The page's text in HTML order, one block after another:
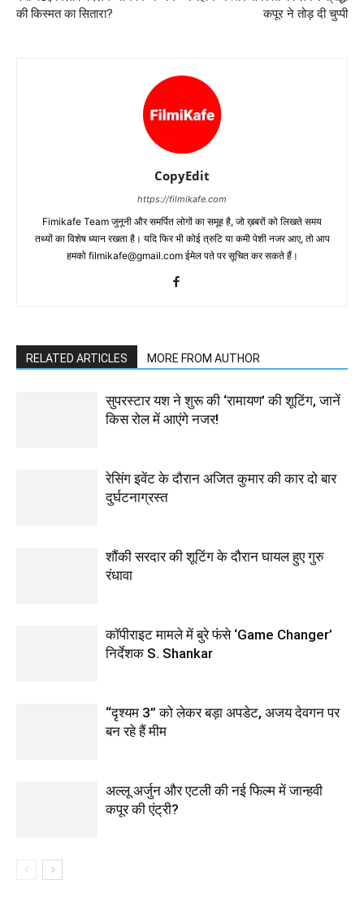
की किस्‍मत का सितारा?
कपूर ने तोड़ दी चुप्‍पी
CopyEdit
https://filmikafe.com
Fimikafe Team जुनूनी और समर्पित लोगों का समूह है, जो ख़बरों को लिखते समय
तथ्‍यों का विशेष ध्‍यान रखता है। यदि फिर भी कोई त्रुटि या कमी पेशी नजर आए, तो आप
हमको filmikafe@gmail.com ईमेल पते पर सूचित कर सकते हैं।
RELATED ARTICLES MORE FROM AUTHOR
सुपरस्टार यश ने शुरू की ‘रामायण’ की शूटिंग, जानें
किस रोल में आएंगे नजर!
रेसिंग इवेंट के दौरान अजित कुमार की कार दो बार
दुर्घटनाग्रस्त
शौंकी सरदार की शूटिंग के दौरान घायल हुए गुरु
रंधावा
कॉपीराइट मामले में बुरे फंसे ‘Game Changer’
निर्देशक S. Shankar
“दृश्यम 3” को लेकर बड़ा अपडेट, अजय देवगन पर
बन रहे हैं मीम
अल्लू अर्जुन और एटली की नई फिल्म में जान्हवी
कपूर की एंट्री?